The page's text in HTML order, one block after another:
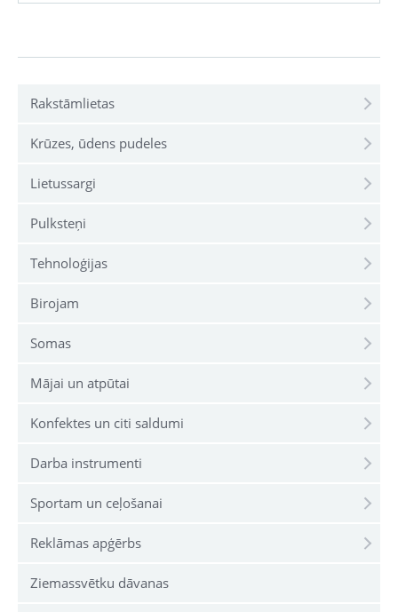
Rakstāmlietas
Krūzes, ūdens pudeles
Lietussargi
Pulksteņi
Tehnoloģijas
Birojam
Somas
Mājai un atpūtai
Konfektes un citi saldumi
Darba instrumenti
Sportam un ceļošanai
Reklāmas apģērbs
Ziemassvētku dāvanas